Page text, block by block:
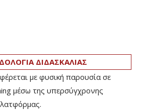
ΔΙΔΑΣΚΑΛΙΑΣ
με φυσική παρουσία σε
μέσω της υπερσύγχρονης